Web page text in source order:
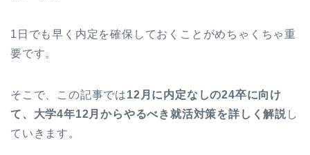
1日でも早く内定を確保しておくことがめちゃくちゃ重
要です。
そこで、この記事では12月に内定なしの24卒に向け
て、大学4年12月からやるべき就活対策を詳しく解説 し
ていきます。